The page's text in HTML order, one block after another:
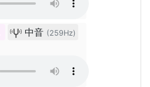
中音 (259Hz)